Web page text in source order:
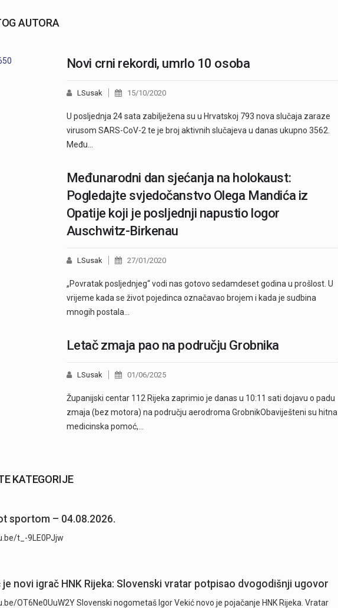
AUTORA
Novi crni rekordi, umrlo 10 osoba
LSusak 15/10/2020
U posljednja 24 sata zabilježena su u Hrvatskoj 793 nova slučaja zaraze
virusom SARS-CoV-2 te je broj aktivnih slučajeva u danas ukupno 3562.
Među…
Međunarodni dan sjećanja na holokaust:
Pogledajte svjedočanstvo Olega Mandića iz
Opatije koji je posljednji napustio logor
Auschwitz-Birkenau
LSusak 27/01/2020
„Povratak posljednjeg“ vodi nas gotovo sedamdeset godina u prošlost. U
vrijeme kada se život pojedinca označavao brojem i kada je sudbina
mnogih postala…
Letač zmaja pao na području Grobnika
LSusak 01/06/2025
Županijski centar 112 Rijeka zaprimio je danas u 10:11 sati dojavu o padu
zmaja (bez motora) na području aerodroma GrobnikObaviješteni su hitna
medicinska pomoć,…
KATEGORIJE
sportom – 04.08.2026.
t_-9LE0PJjw
je novi igrač HNK Rijeka: Slovenski vratar potpisao dvogodišnji ugovor
OT6Ne0UuW2Y Slovenski nogometaš Igor Vekić novo je pojačanje HNK Rijeka. Vratar